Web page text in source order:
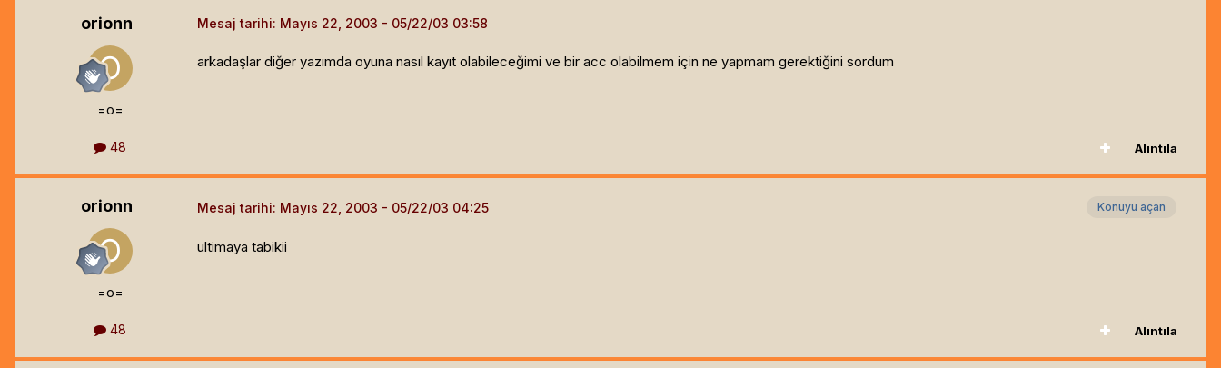
orionn
=o=
48
Mesaj tarihi: Mayıs 22, 2003
arkadaşlar diğer yazımda oyuna nasıl kayıt olabileceğimi ve bir acc olabilmem için ne yapmam gerektiğini sordum
Alıntıla
orionn
=o=
48
Konuyu açan
Mesaj tarihi: Mayıs 22, 2003
ultimaya tabikii
Alıntıla